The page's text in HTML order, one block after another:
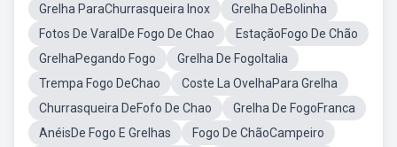
Grelha ParaChurrasqueira Inox
Grelha DeBolinha
Fotos De VaralDe Fogo De Chao
EstaçãoFogo De Chão
GrelhaPegando Fogo
Grelha De FogoItalia
Trempa Fogo DeChao
Coste La OvelhaPara Grelha
Churrasqueira DeFofo De Chao
Grelha De FogoFranca
AnéisDe Fogo E Grelhas
Fogo De ChãoCampeiro